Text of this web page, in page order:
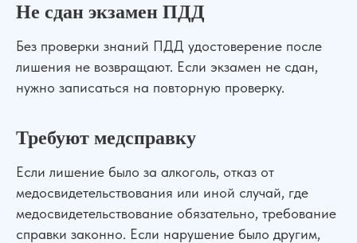
Не сдан экзамен ПДД
Без проверки знаний ПДД удостоверение после
лишения не возвращают. Если экзамен не сдан,
нужно записаться на повторную проверку.
Требуют медсправку
Если лишение было за алкоголь, отказ от
медосвидетельствования или иной случай, где
медосвидетельствование обязательно, требование
справки законно. Если нарушение было другим,